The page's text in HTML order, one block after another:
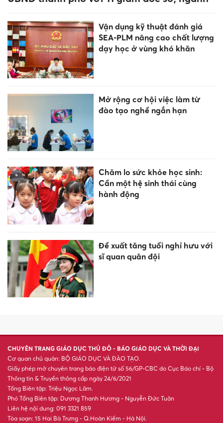
yêu cầu thực tiễn
điểm chuẩn năm 2026
Trường Đại học Việt Nhật
thấp nhất là 20
HỌC 2026: Nhiều trường bắt
đầu công bố điểm chuẩn
Trường Đại học Đại Nam công
bố điểm chuẩn hệ đại học
chính quy năm 2026